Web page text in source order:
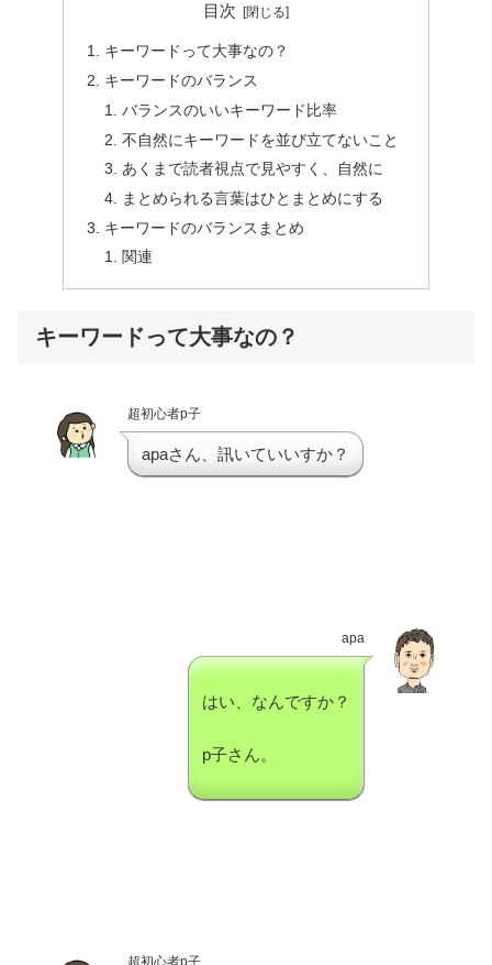
目次
キーワードって大事なの？
キーワードのバランス
バランスのいいキーワード比率
不自然にキーワードを並び立てないこと
あくまで読者視点で見やすく、自然に
まとめられる言葉はひとまとめにする
キーワードのバランスまとめ
関連
キーワードって大事なの？
超初心者p子
apaさん、訊いていいすか？
apa
はい、なんですか？
p子さん。
超初心者p子